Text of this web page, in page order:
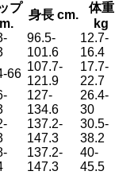
プ
身長 cm.
体重
kg
96.5-
101.6
12.7-
16.4
66
107.7-
121.9
17.7-
22.7
127-
134.6
26.4-
30
137.2-
147.3
30.5-
38.2
137.2-
147.3
40-
45.5